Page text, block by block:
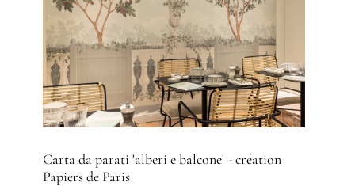
Carta da parati 'alberi e balcone' - création
Papiers de Paris